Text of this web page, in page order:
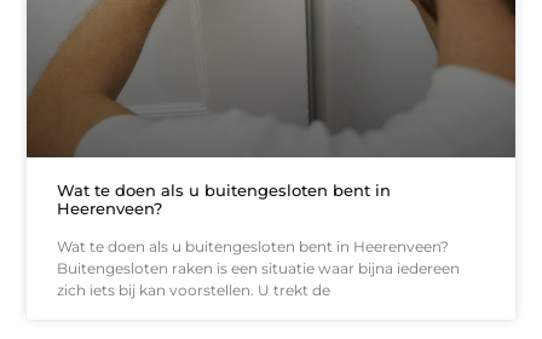
Wat te doen als u buitengesloten bent in
Heerenveen?
Wat te doen als u buitengesloten bent in Heerenveen?
Buitengesloten raken is een situatie waar bijna iedereen
zich iets bij kan voorstellen. U trekt de